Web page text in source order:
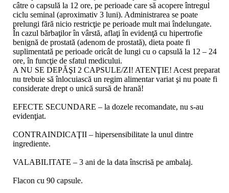
câtre o capsulă la 12 ore, pe perioade care să acopere întregul
ciclu seminal (aproximativ 3 luni). Administrarea se poate
prelungi fără nicio restricţie pe perioade mult mai îndelungate.
În cazul bărbaţilor în vârstă, aflaţi în evidenţă cu hipertrofie
benignă de prostată (adenom de prostată), dieta poate fi
suplimentată pe perioade oricât de lungi cu o capsulă la 12 – 24
ore, în funcţie de sfatul medicului.
A NU SE DEPĂŞI 2 CAPSULE/ZI! ATENŢIE! Acest preparat
nu trebuie să înlocuiască un regim alimentar variat şi nu poate fi
considerate drept o unică sursă de hrană!
EFECTE SECUNDARE – la dozele recomandate, nu s-au
evidenţiat.
CONTRAINDICAŢII – hipersensibilitate la unul dintre
ingrediente.
VALABILITATE – 3 ani de la data înscrisă pe ambalaj.
Flacon cu 90 capsule.